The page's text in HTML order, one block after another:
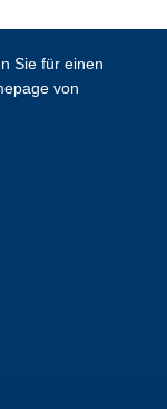
Sie für einen
von